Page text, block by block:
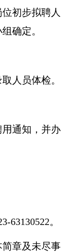
初步拟聘人
确定。
人员体检。
通知，并办
63130522。
章及未尽事